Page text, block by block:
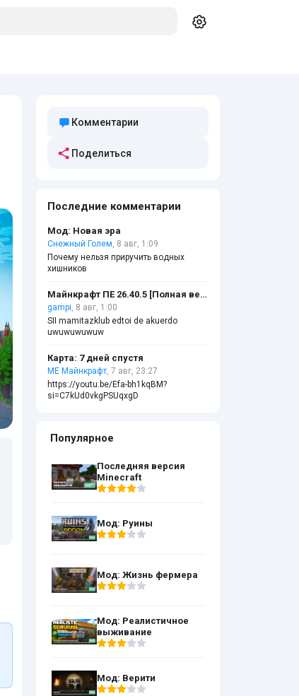
Комментарии
Поделиться
Последние комментарии
Мод: Новая эра
Снежный Голем, 8 авг, 1:09
Почему нельзя приручить водных
хишников
Майнкрафт ПЕ 26.40.5 [Полная версия]
gampi, 8 авг, 1:00
SII mamitazklub edtoi de akuerdo
uwuwuwuwuw
Карта: 7 дней спустя
МЕ Майнкрафт, 7 авг, 23:27
https://youtu.be/Efa-bh1kqBM?
si=C7kUd0vkgPSUqxgD
Популярное
Последняя версия
Minecraft
Мод: Руины
Мод: Жизнь фермера
Мод: Реалистичное
выживание
Мод: Верити